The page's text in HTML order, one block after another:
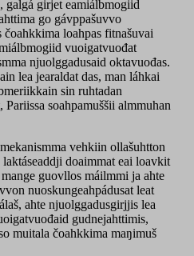
galgá girjet eamiálbmogiid
go gávppašuvvo
loahpas fitnašuvai
vuoigatvuođat
njuolggadusaid oktavuođas.
lea jearaldat das, man láhkai
sin ruhtadan
soahpamuššii almmuhan
vehkiin ollašuhtton
doaimmat eai loavkit
guovllos máilmmi ja ahte
nuoskungeahpádusat leat
ahte njuolggadusgirjjis lea
gudnejahttimis,
muitala čoahkkima maŋimuš